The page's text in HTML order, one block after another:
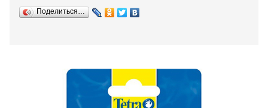
Поделиться…